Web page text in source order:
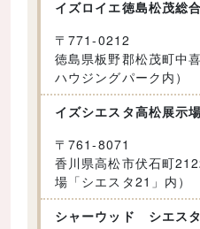
イズロイエ徳島松茂総
〒771-0212
徳島県板野郡松茂町中
ハウジングパーク内）
イズシエスタ高松展示
〒761-8071
香川県高松市伏石町
場「シエスタ21」内）
シャーウッド シエス